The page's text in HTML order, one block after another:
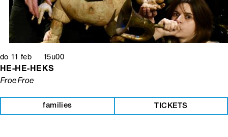
do 11 feb 15u00
HE-HE-HEKS
FroeFroe
families TICKETS